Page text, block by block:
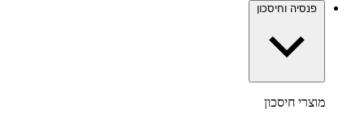
פנסיה וחיסכון
מוצרי חיסכון